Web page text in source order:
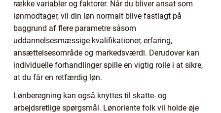
række variabler og faktorer. Når du bliver ansat som
lønmodtager, vil din løn normalt blive fastlagt på
baggrund af flere parametre såsom
uddannelsesmæssige kvalifikationer, erfaring,
ansættelsesområde og markedsværdi. Derudover kan
individuelle forhandlinger spille en vigtig rolle i at sikre,
at du får en retfærdig løn.
Lønberegning kan også knyttes til skatte- og
arbejdsretlige spørgsmål. Lønoriente folk vil holde øje